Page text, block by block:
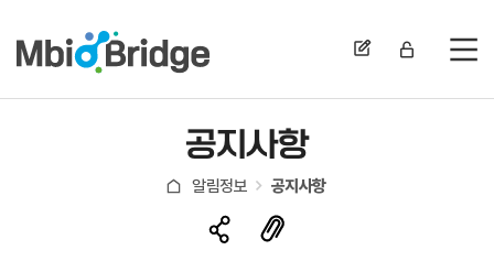
전
공지사항
알림정보 공지사항